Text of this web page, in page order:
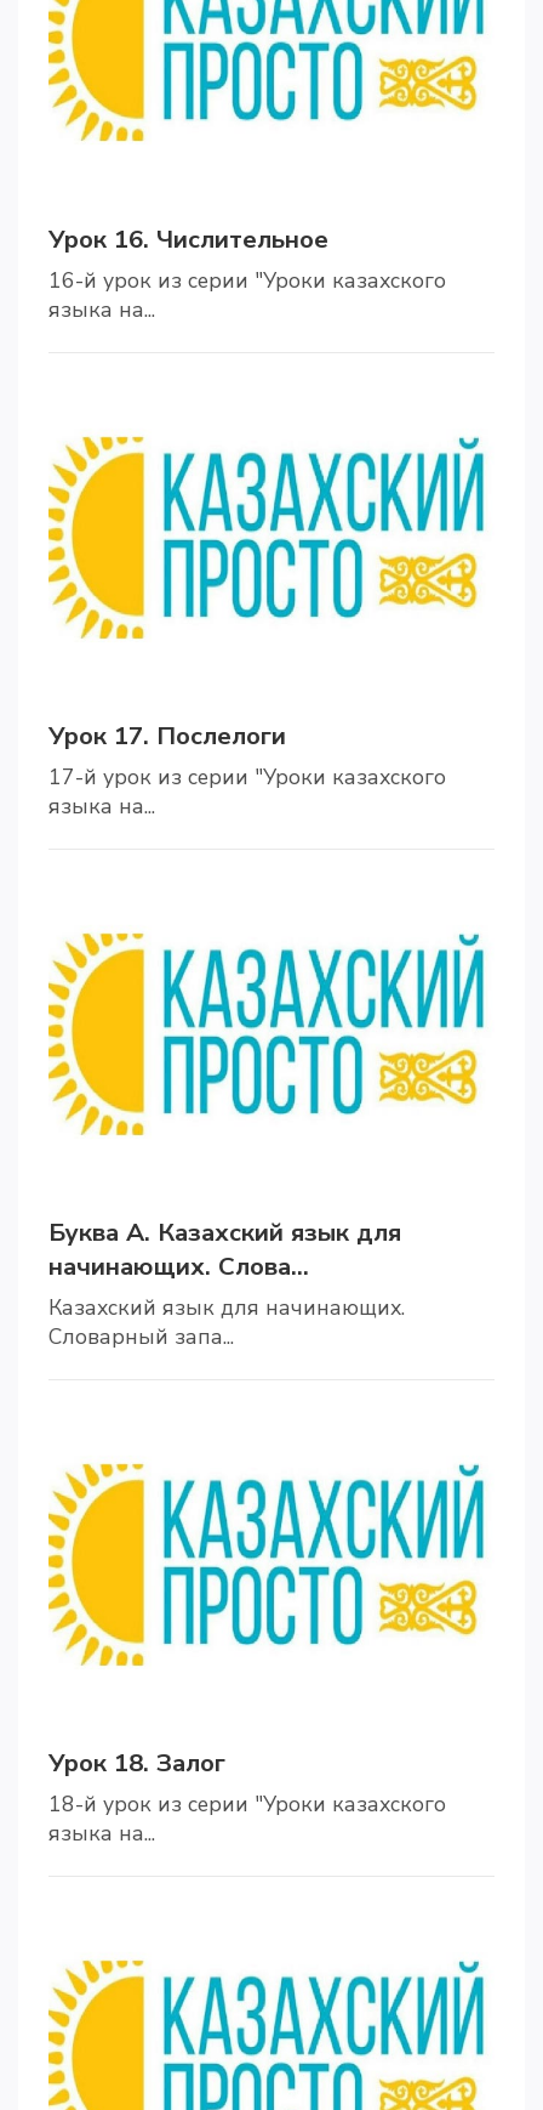
Урок 16. Числительное
16-й урок из серии "Уроки казахского
языка на...
Урок 17. Послелоги
17-й урок из серии "Уроки казахского
языка на...
Буква А. Казахский язык для
начинающих. Слова...
Казахский язык для начинающих.
Словарный запа...
Урок 18. Залог
18-й урок из серии "Уроки казахского
языка на...